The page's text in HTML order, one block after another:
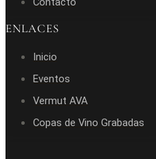
ENLACES
Inicio
Eventos
Vermut AVA
Copas de Vino Grabadas